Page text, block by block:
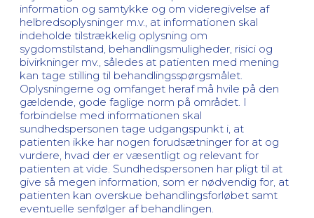
information og samtykke og om videregivelse af
helbredsoplysninger m.v., at informationen skal
indeholde tilstrækkelig oplysning om
sygdomstilstand, behandlingsmuligheder, risici og
bivirkninger mv., således at patienten med mening
kan tage stilling til behandlingsspørgsmålet.
Oplysningerne og omfanget heraf må hvile på den
gældende, gode faglige norm på området. I
forbindelse med informationen skal
sundhedspersonen tage udgangspunkt i, at
patienten ikke har nogen forudsætninger for at og
vurdere, hvad der er væsentligt og relevant for
patienten at vide. Sundhedspersonen har pligt til at
give så megen information, som er nødvendig for, at
patienten kan overskue behandlingsforløbet samt
eventuelle senfølger af behandlingen.